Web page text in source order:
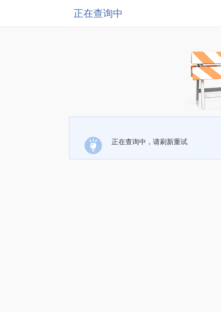
正在查询中
正在查询中，请刷新重试